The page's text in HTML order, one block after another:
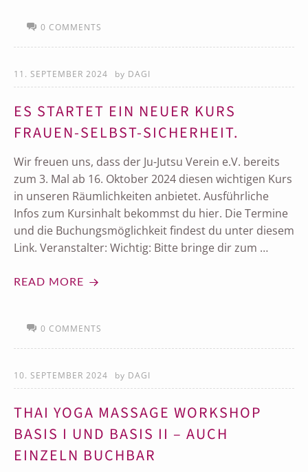
0 COMMENTS
11. SEPTEMBER 2024 by DAGI
ES STARTET EIN NEUER KURS
FRAUEN-SELBST-SICHERHEIT.
Wir freuen uns, dass der Ju-Jutsu Verein e.V. bereits
zum 3. Mal ab 16. Oktober 2024 diesen wichtigen Kurs
in unseren Räumlichkeiten anbietet. Ausführliche
Infos zum Kursinhalt bekommst du hier. Die Termine
und die Buchungsmöglichkeit findest du unter diesem
Link. Veranstalter: Wichtig: Bitte bringe dir zum …
READ MORE
0 COMMENTS
10. SEPTEMBER 2024 by DAGI
THAI YOGA MASSAGE WORKSHOP
BASIS I UND BASIS II – AUCH
EINZELN BUCHBAR